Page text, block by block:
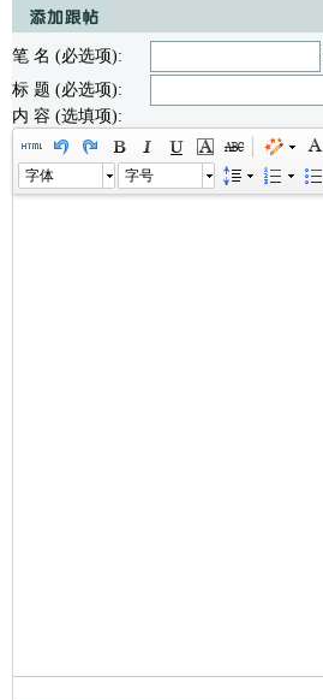
笔 名 (必选项):
标 题 (必选项):
内 容 (选填项):
字体 字号